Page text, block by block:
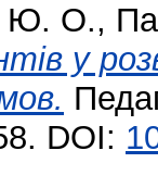
Ю. О.,
у
DOI: